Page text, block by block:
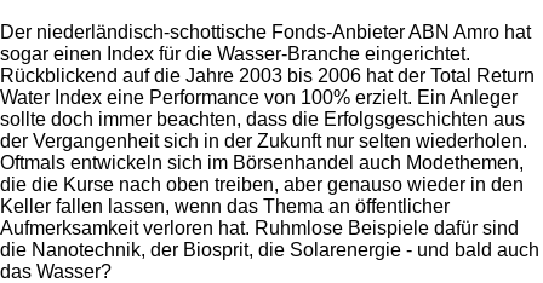
Der niederländisch-schottische Fonds-Anbieter ABN Amro hat
sogar einen Index für die Wasser-Branche eingerichtet.
Rückblickend auf die Jahre 2003 bis 2006 hat der Total Return
Water Index eine Performance von 100% erzielt. Ein Anleger
sollte doch immer beachten, dass die Erfolgsgeschichten aus
der Vergangenheit sich in der Zukunft nur selten wiederholen.
Oftmals entwickeln sich im Börsenhandel auch Modethemen,
die die Kurse nach oben treiben, aber genauso wieder in den
Keller fallen lassen, wenn das Thema an öffentlicher
Aufmerksamkeit verloren hat. Ruhmlose Beispiele dafür sind
die Nanotechnik, der Biosprit, die Solarenergie - und bald auch
das Wasser?